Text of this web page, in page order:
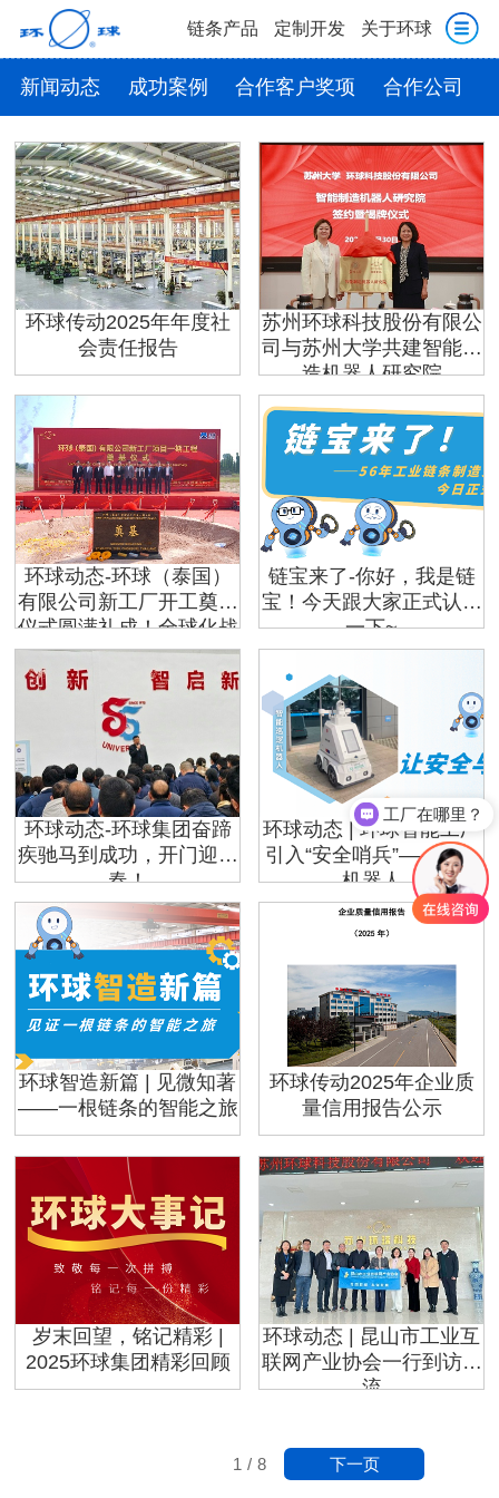
链条产品 定制开发 关于环球
新闻动态 成功案例 合作客户奖项 合作公司
环球传动2025年年度社
会责任报告
苏州环球科技股份有限公
司与苏州大学共建智能制
造机器人研究院
环球动态-环球（泰国）
有限公司新工厂开工奠基
仪式圆满礼成！全球化战
略迈出坚实一步
链宝来了-你好，我是链
宝！今天跟大家正式认识
一下~
环球动态-环球集团奋蹄
疾驰马到成功，开门迎新
春！
环球动态 | 环球智能工厂
引入“安全哨兵”——巡逻
机器人
环球智造新篇 | 见微知著
——一根链条的智能之旅
环球传动2025年企业质
量信用报告公示
岁末回望，铭记精彩 |
2025环球集团精彩回顾
环球动态 | 昆山市工业互
联网产业协会一行到访交
流
1 / 8 下一页
工厂在哪里？